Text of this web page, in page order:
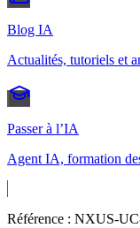
Blog IA
Actualités, tutoriels et
Passer à l’IA
Agent IA, formation
Référence : NXUS-UC-